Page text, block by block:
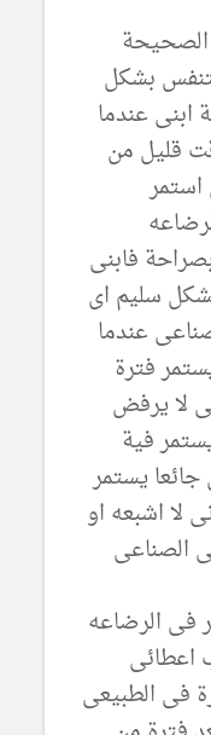
بشكل
ابنى عندما
قليل من
وان استمر
الرضاعه
فابنى
سليم اى
عندما
فترة
لا يرفض
فية
جائعا يستمر
لا اشبعه او
الصناعى
فى الرضاعه
اعطائى
فى الطبيعى